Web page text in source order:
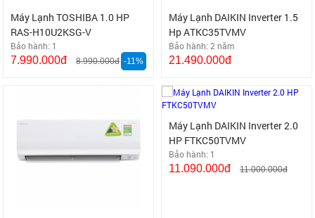
Máy Lạnh TOSHIBA 1.0 HP
RAS-H10U2KSG-V
Bảo hành: 1
7.990.000đ 8.990.000đ -11%
Máy Lạnh DAIKIN Inverter 1.5
Hp ATKC35TVMV
Bảo hành: 2 năm
21.490.000đ